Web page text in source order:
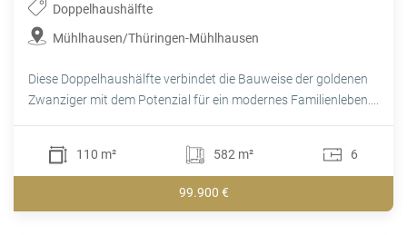
Doppelhaushälfte
Mühlhausen/Thüringen-Mühlhausen
Diese Doppelhaushälfte verbindet die Bauweise der goldenen
Zwanziger mit dem Potenzial für ein modernes Familienleben....
110 m² 582 m² 6
99.900 €